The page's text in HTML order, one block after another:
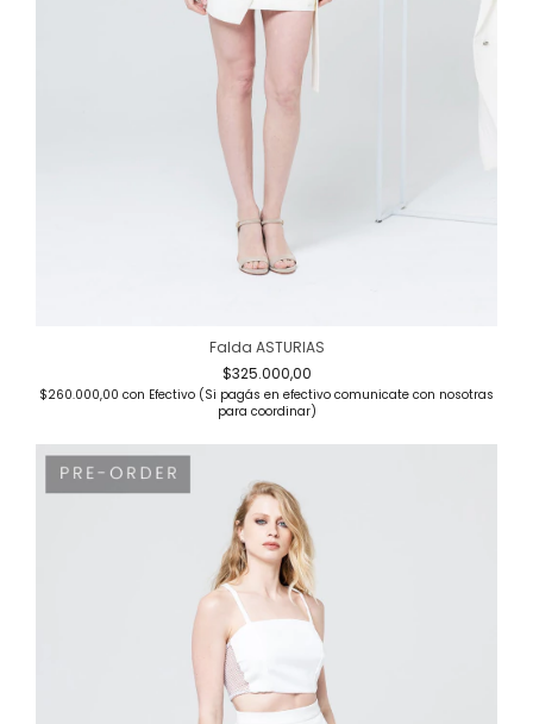
Falda ASTURIAS
$325.000,00
$260.000,00 con Efectivo (Si pagás en efectivo comunicate con nosotras
para coordinar)